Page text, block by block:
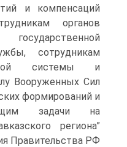
и компенсаций
органов
сотрудникам
системы и
Вооруженных Сил
формирований и
задачи на
региона”
Правительства РФ